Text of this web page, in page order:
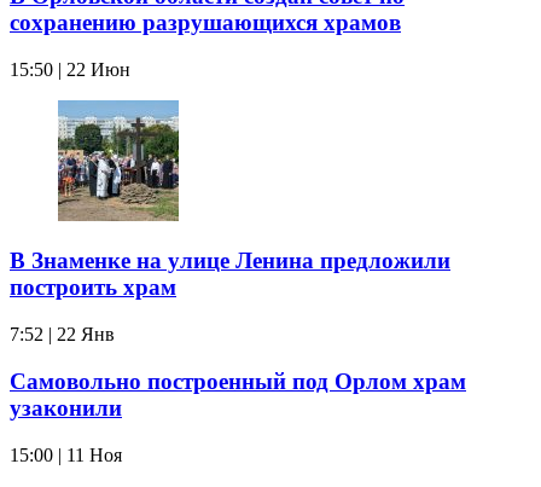
сохранению разрушающихся храмов
15:50 | 22 Июн
В Знаменке на улице Ленина предложили
построить храм
7:52 | 22 Янв
Самовольно построенный под Орлом храм
узаконили
15:00 | 11 Ноя